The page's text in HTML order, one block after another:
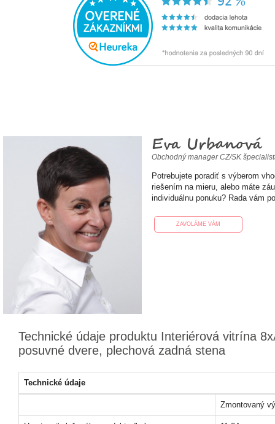
Eva Urbanová
Obchodný manager CZ/SK
Potrebujete poradiť s výberom
riešením na mieru, alebo máte
individuálnu ponuku? Rada vám
ZAVOLÁME VÁM
Technické údaje produktu Interiérová vitrína
posuvné dvere, plechová zadná stena
Technické údaje
Zmontovaný